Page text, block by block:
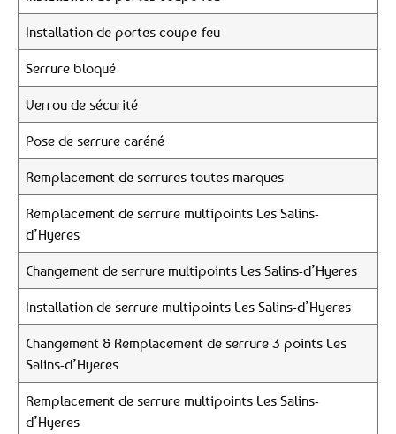
Installation de portes coupe-feu
Serrure bloqué
Verrou de sécurité
Pose de serrure caréné
Remplacement de serrures toutes marques
Remplacement de serrure multipoints Les Salins-
d’Hyeres
Changement de serrure multipoints Les Salins-d’Hyeres
Installation de serrure multipoints Les Salins-d’Hyeres
Changement & Remplacement de serrure 3 points Les
Salins-d’Hyeres
Remplacement de serrure multipoints Les Salins-
d’Hyeres